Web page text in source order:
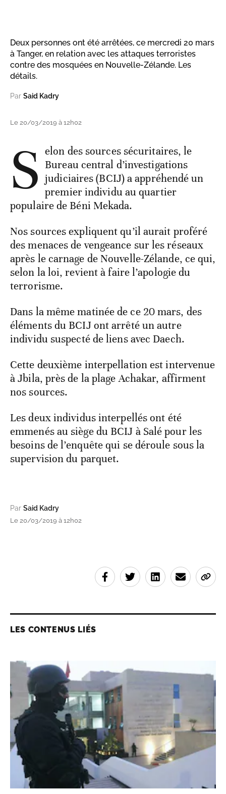
Deux personnes ont été arrêtées, ce mercredi 20 mars
à Tanger, en relation avec les attaques terroristes
contre des mosquées en Nouvelle-Zélande. Les
détails.
Par Said Kadry
Le 20/03/2019 à 12h02
S elon des sources sécuritaires, le
Bureau central d’investigations
judiciaires (BCIJ) a appréhendé un
premier individu au quartier
populaire de Béni Mekada.
Nos sources expliquent qu’il aurait proféré
des menaces de vengeance sur les réseaux
après le carnage de Nouvelle-Zélande, ce qui,
selon la loi, revient à faire l’apologie du
terrorisme.
Dans la même matinée de ce 20 mars, des
éléments du BCIJ ont arrêté un autre
individu suspecté de liens avec Daech.
Cette deuxième interpellation est intervenue
à Jbila, près de la plage Achakar, affirment
nos sources.
Les deux individus interpellés ont été
emmenés au siège du BCIJ à Salé pour les
besoins de l’enquête qui se déroule sous la
supervision du parquet.
Par Said Kadry
Le 20/03/2019 à 12h02
LES CONTENUS LIÉS